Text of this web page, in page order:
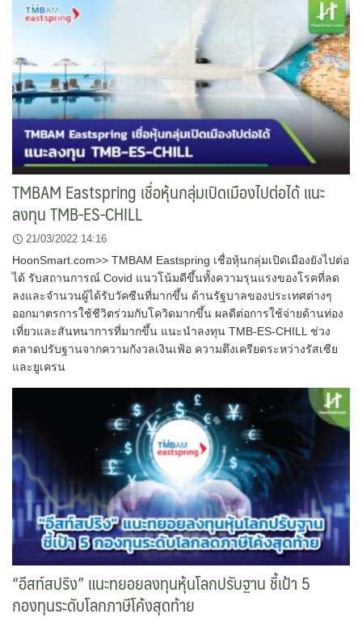
TMBAM Eastspring เชื่อหุ้นกลุ่มเปิดเมืองไปต่อได้ แนะ
ลงทุน TMB-ES-CHILL
21/03/2022 14:16
HoonSmart.com>> TMBAM Eastspring เชื่อหุ้นกลุ่มเปิดเมืองยังไปต่อ
ได้ รับสถานการณ์ Covid แนวโน้มดีขึ้นทั้งความรุนแรงของโรคที่ลด
ลงและจำนวนผู้ได้รับวัคซีนที่มากขึ้น ด้านรัฐบาลของประเทศต่างๆ
ออกมาตรการใช้ชีวิตร่วมกับโควิดมากขึ้น ผลดีต่อการใช้จ่ายด้านท่อง
เที่ยวและสันทนาการที่มากขึ้น แนะนำลงทุน TMB-ES-CHILL ช่วง
ตลาดปรับฐานจากความกังวลเงินเฟ้อ ความตึงเครียดระหว่างรัสเซีย
และยูเครน
“อีสท์สปริง” แนะทยอยลงทุนหุ้นโลกปรับฐาน ชี้เป้า 5
กองทุนระดับโลกภาษีโค้งสุดท้าย